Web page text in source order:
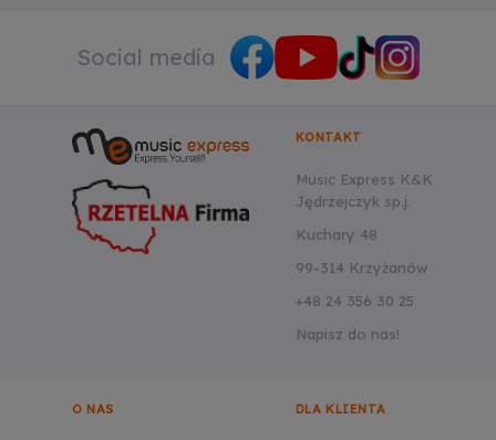
Social media
KONTAKT
Music Express K&K
Jędrzejczyk sp.j.
Kuchary 48
99-314 Krzyżanów
+48 24 356 30 25
Napisz do nas!
O NAS DLA KLIENTA